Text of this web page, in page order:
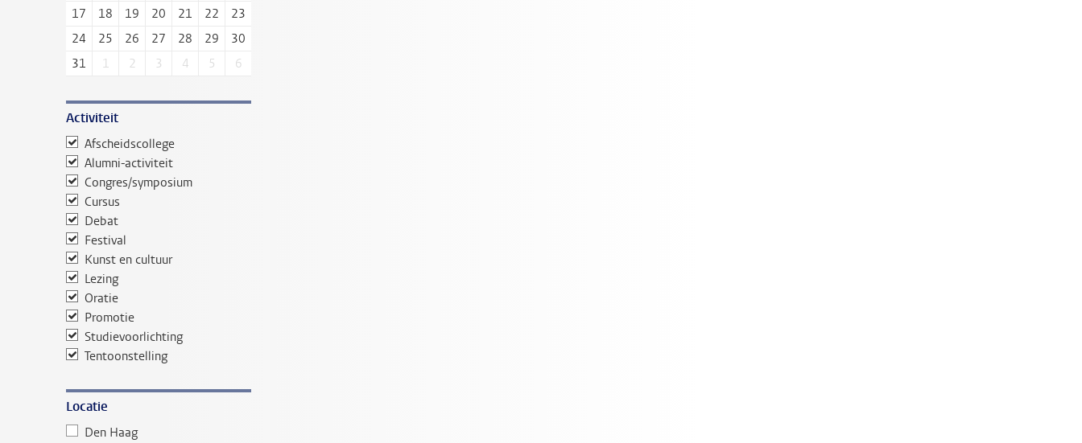
17
18 19 20 21 22
23
24
25 26 27 28 29
30
31
1 2 3 4 5 6
Activiteit
Afscheidscollege
Alumni-activiteit
Congres/symposium
Cursus
Debat
Festival
Kunst en cultuur
Lezing
Oratie
Promotie
Studievoorlichting
Tentoonstelling
Locatie
Den Haag